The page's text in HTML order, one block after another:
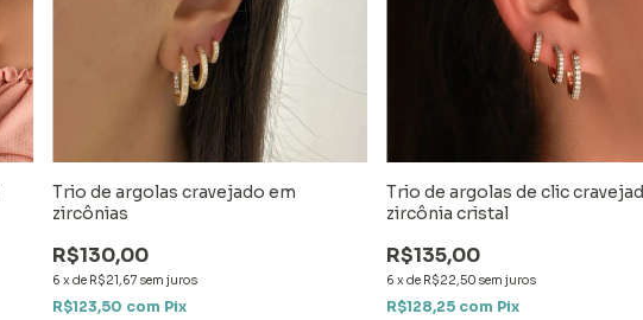
Trio de argolas cravejado em
zircônias
R$130,00
6 x de R$21,67 sem juros
R$123,50 com Pix
Trio de argolas de clic
zircônia cristal
R$135,00
6 x de R$22,50 sem juros
R$128,25 com Pix